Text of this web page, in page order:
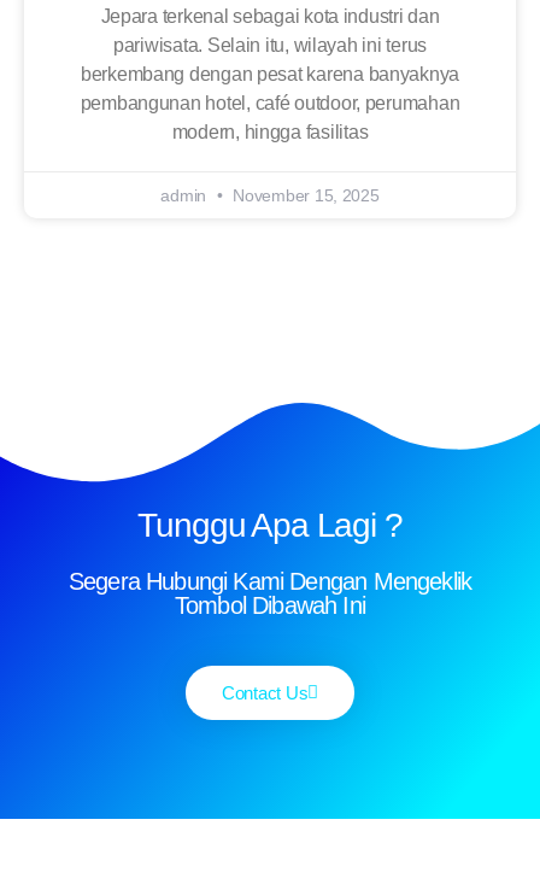
Jepara terkenal sebagai kota industri dan
pariwisata. Selain itu, wilayah ini terus
berkembang dengan pesat karena banyaknya
pembangunan hotel, café outdoor, perumahan
modern, hingga fasilitas
admin November 15, 2025
Tunggu Apa Lagi ?
Segera Hubungi Kami Dengan Mengeklik
Tombol Dibawah Ini
Contact Us